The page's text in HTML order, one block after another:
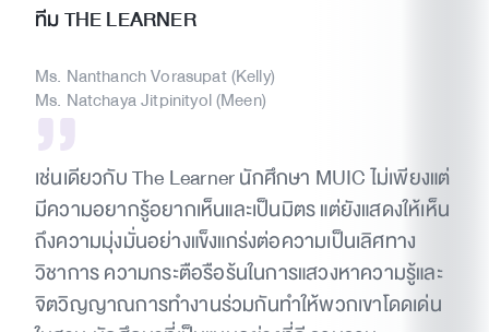
ทีม THE LEARNER
Ms. Nanthanch Vorasupat (Kelly)
Ms. Natchaya Jitpinityol (Meen)
เช่นเดียวกับ The Learner นักศึกษา MUIC ไม่เพียงแต่
มีความอยากรู้อยากเห็นและเป็นมิตร แต่ยังแสดงให้เห็น
ถึงความมุ่งมั่นอย่างแข็งแกร่งต่อความเป็นเลิศทาง
วิชาการ ความกระตือรือร้นในการแสวงหาความรู้และ
จิตวิญญาณการทำงานร่วมกันทำให้พวกเขาโดดเด่น